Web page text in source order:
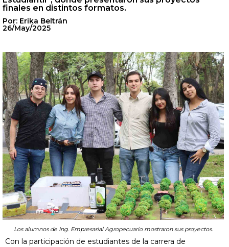
finales en distintos formatos.
Por: Erika Beltrán
26/May/2025
Los alumnos de Ing. Empresarial Agropecuario mostraron sus proyectos.
Con la participación de estudiantes de la carrera de